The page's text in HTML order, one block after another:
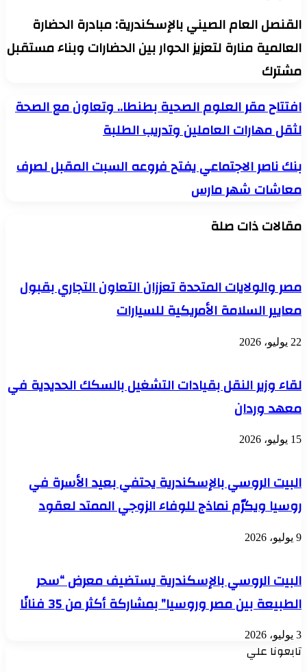
القنصل العام الصيني بالإسكندرية: مبادرة الحضارة
العالمية منارة لتعزيز الحوار بين الحضارات وبناء مستقبل
مشترك
افتتاح
مقر
العلوم
الصحية
وتعاون
الصحة
مهارات
العاملين
افتتاح مقر العلوم الصحية بطنطا.. وتعاون مع الصحة
لثقل مهارات العاملين وتدريب الطلبة
بنك
ناصر
الاجتماعي
السبت
مارس
بنك ناصر الاجتماعي يفتح فروعه السبت المقبل لصرف
معاشات شهر مارس
مقالات ذات صلة
مصر والولايات المتحدة تعززان التعاون التجاري بقبول
معايير السلامة الأمريكية للسيارات
22 يوليو، 2026
لقاء وزير النقل بقيادات التشغيل بالسكك الحديدية في
معهد وردان
15 يوليو، 2026
البيت الروسي بالإسكندرية يحتفي بعيد الأسرة في
روسيا ويكرّم نماذج للوفاء الزوجي الممتد لعقود
9 يوليو، 2026
البيت الروسي بالإسكندرية يستضيف معرض “سحر
الطبيعة بين مصر وروسيا” بمشاركة أكثر من 35 فنانًا
3 يوليو، 2026
تابعونا علي